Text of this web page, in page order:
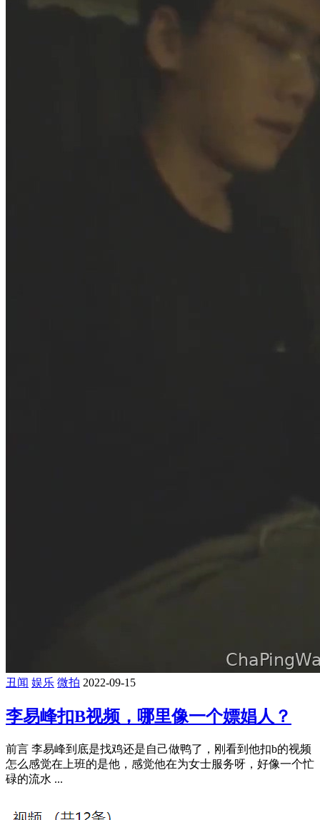
长，这样种种诱惑人的标签，大家都已经熟知了，而且民间也
微拍 迷你照 2022-09-20
好身材就是用来看的 ！老电影就是经典